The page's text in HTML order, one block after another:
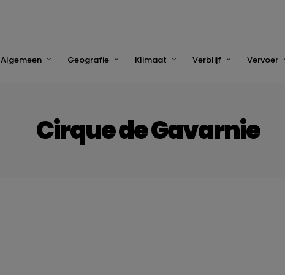
Algemeen Geografie Klimaat Verblijf Vervoer
Cirque de Gavarnie